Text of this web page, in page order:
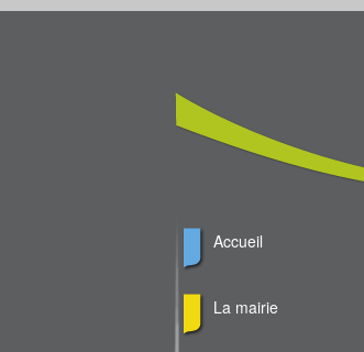
Jump to Content
Vous êtes ici
Accueil
La mairie